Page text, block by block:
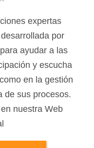
expertas
por
ayudar a las
y escucha
en la gestión
de sus procesos.
nuestra Web